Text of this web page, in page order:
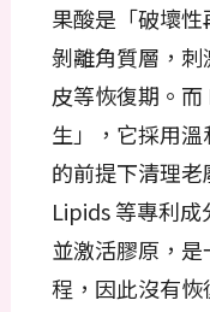
果酸是「破壞
剝離角質層，
皮等恢復期。
生」，它採用
的前提下清理
Lipids 等專利
並激活膠原，
程，因此沒有恢